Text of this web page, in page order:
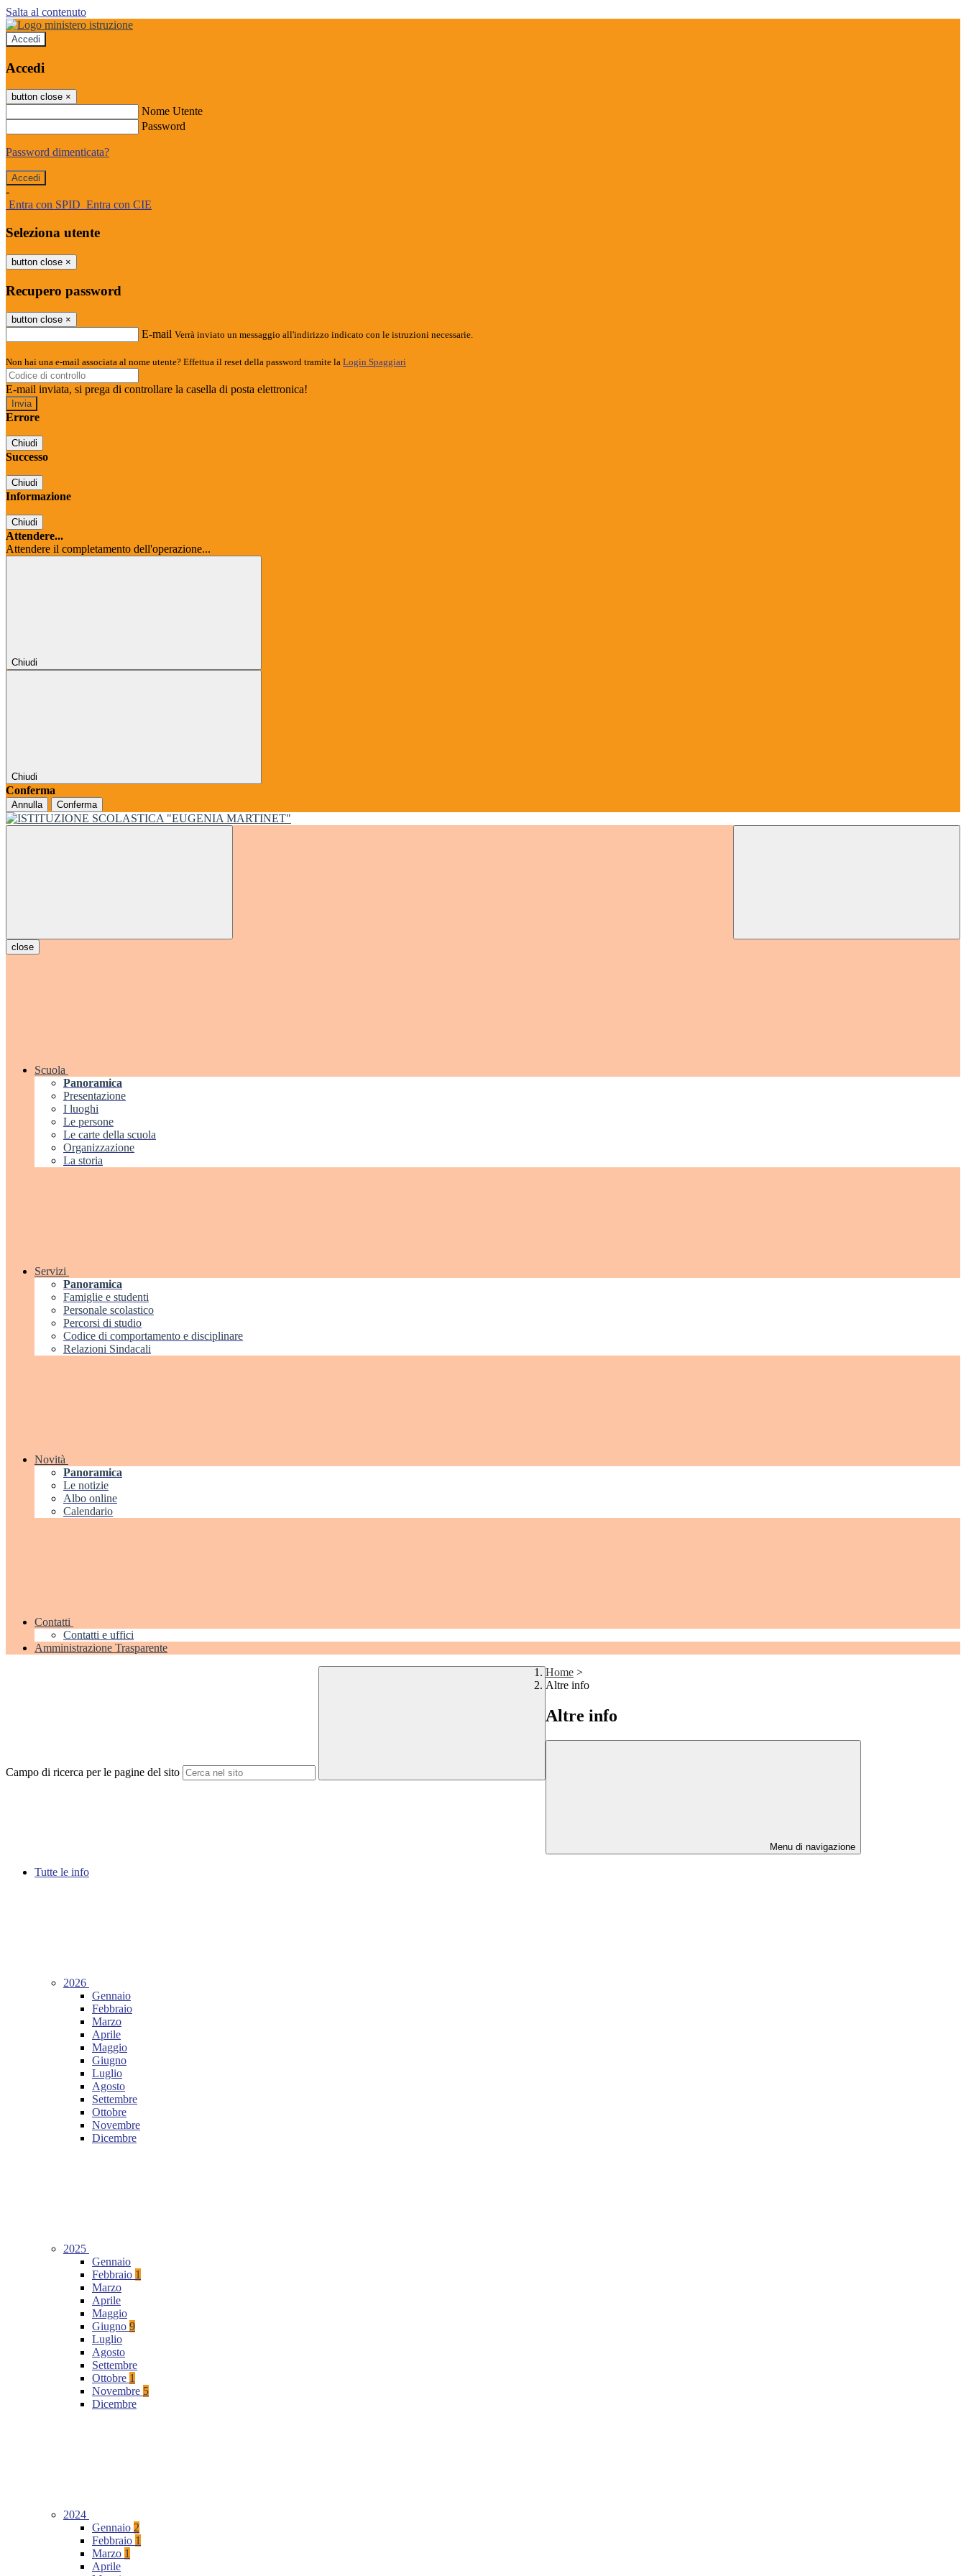
Salta al contenuto
Accedi
Accedi
button close ×
Nome Utente
Password
Password dimenticata?
-
Entra con SPID Entra con CIE
Seleziona utente
button close ×
Recupero password
button close ×
E-mail Verrà inviato un messaggio all'indirizzo indicato con le istruzioni necessarie.
Non hai una e-mail associata al nome utente? Effettua il reset della password tramite la Login Spaggiari
E-mail inviata, si prega di controllare la casella di posta elettronica!
Errore
Chiudi
Successo
Chiudi
Informazione
Chiudi
Attendere...
Attendere il completamento dell'operazione...
Chiudi
Chiudi
Conferma
Annulla Conferma
close
Scuola
Panoramica
Presentazione
I luoghi
Le persone
Le carte della scuola
Organizzazione
La storia
Servizi
Panoramica
Famiglie e studenti
Personale scolastico
Percorsi di studio
Codice di comportamento e disciplinare
Relazioni Sindacali
Novità
Panoramica
Le notizie
Albo online
Calendario
Contatti
Contatti e uffici
Amministrazione Trasparente
Campo di ricerca per le pagine del sito
Home >
Altre info
Altre info
Menu di navigazione
Tutte le info
2026
Gennaio
Febbraio
Marzo
Aprile
Maggio
Giugno
Luglio
Agosto
Settembre
Ottobre
Novembre
Dicembre
2025
Gennaio
Febbraio 1
Marzo
Aprile
Maggio
Giugno 9
Luglio
Agosto
Settembre
Ottobre 1
Novembre 5
Dicembre
2024
Gennaio 2
Febbraio 1
Marzo 1
Aprile